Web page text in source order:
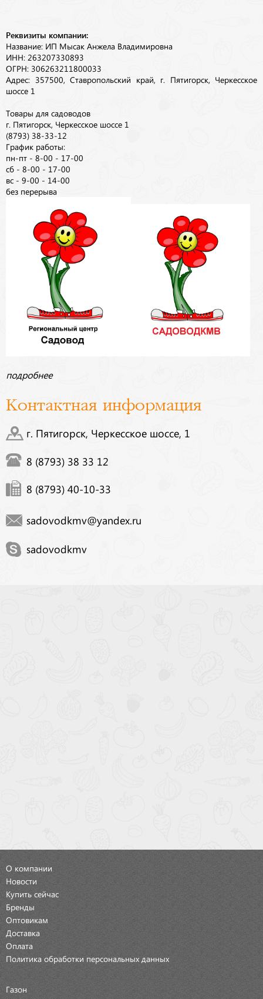
Реквизиты компании:
Название: ИП Мысак Анжела Владимировна
ИНН: 263207330893
ОГРН: 306263211800033
Адрес: 357500, Ставропольский край, г. Пятигорск, Черкесское
шоссе 1
Товары для садоводов
г. Пятигорск, Черкесское шоссе 1
(8793) 38-33-12
График работы:
пн-пт - 8-00 - 17-00
сб - 8-00 - 17-00
вс - 9-00 - 14-00
без перерыва
подробнее
Контактная информация
г. Пятигорск, Черкесское шоссе, 1
8 (8793) 38 33 12
8 (8793) 40-10-33
sadovodkmv@yandex.ru
sadovodkmv
О компании
Новости
Купить сейчас
Бренды
Оптовикам
Доставка
Оплата
Политика обработки персональных данных
Газон